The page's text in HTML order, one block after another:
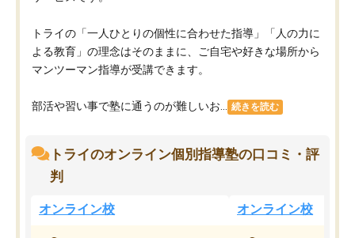
トライの「一人ひとりの個性に合わせた指導」「人の力に
よる教育」の理念はそのままに、ご自宅や好きな場所から
マンツーマン指導が受講できます。
部活や習い事で塾に通うのが難しいお... 続きを読む
トライのオンライン個別指導塾の口コミ・評
判
オンライン校 オンライン校